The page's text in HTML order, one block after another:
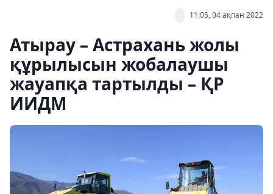
11:05, 04 ақпан 2022
Атырау – Астрахань жолы
құрылысын жобалаушы
жауапқа тартылды – ҚР
ИИДМ